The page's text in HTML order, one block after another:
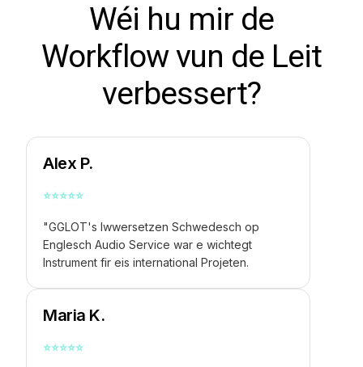
Wéi hu mir de
Workflow vun de Leit
verbessert?
Alex P.
⭐⭐⭐⭐⭐
"GGLOT's Iwwersetzen Schwedesch op
Englesch AudioService war e wichtegt
Instrument fir eis international Projeten.
Maria K.
⭐⭐⭐⭐⭐